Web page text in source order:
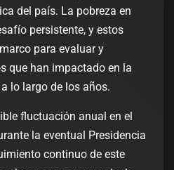
del país. La pobreza en
persistente, y estos
para evaluar y
que han impactado en la
lo largo de los años.
fluctuación anual en el
la eventual Presidencia
continuo de este